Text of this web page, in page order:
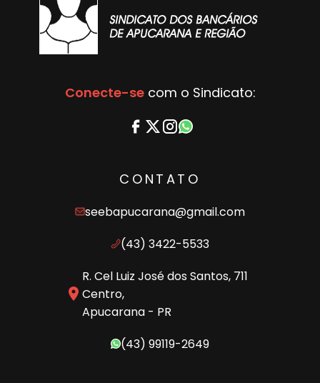
Conecte-secom o Sindicato:
CONTATO
seebapucarana@gmail.com
(43) 3422-5533
R. Cel Luiz José dos Santos, 711
Centro,
Apucarana - PR
(43) 99119-2649